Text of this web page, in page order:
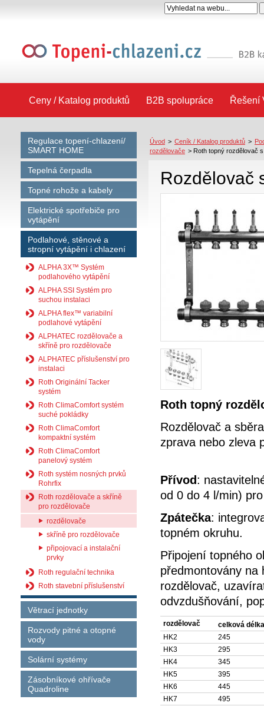
Ceny / Katalog produktů B2B spolupráce Řešení
Regulace topení-chlazení/
SMART HOME
Tepelná čerpadla
Topné rohože a kabely
Elektrické spotřebiče pro
vytápění
Podlahové, stěnové a
stropní vytápění i chlazení
ALPHA 3X™ Systém
podlahového vytápění
ALPHA SSI Systém pro
suchou instalaci
ALPHA flex™ variabilní
podlahové vytápění
ALPHATEC rozdělovače a
skříně pro rozdělovače
ALPHATEC příslušenství pro
instalaci
Roth Originální Tacker
systém
Roth ClimaComfort systém
suché pokládky
Roth ClimaComfort
kompaktní systém
Roth ClimaComfort
panelový systém
Roth systém nosných prvků
Rohrfix
Roth rozdělovače a skříně
pro rozdělovače
rozdělovače
skříně pro rozdělovače
připojovací a instalační
prvky
Roth regulační technika
Roth stavební příslušenství
Větrací jednotky
Rozvody pitné a otopné
vody
Solární systémy
Zásobníkové ohřívače
Quadroline
Úvod > Ceník / Katalog produktů >
rozdělovače > Roth topný rozdělovač
Rozdělovač
Roth topný
Rozdělovač a
zprava nebo zleva
Přívod:
od 0 do 4 l/min)
Zpátečka:
topném okruhu.
Připojení topného
předmontovány na
rozdělovač,
odvzdušňování,
rozdělovač
celková
HK2
245
HK3
295
HK4
345
HK5
395
HK6
445
HK7
495